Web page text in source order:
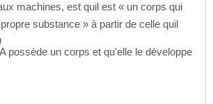
machines, est quil est « un corps qui
substance » à partir de celle quil
possède un corps et qu'elle le développe